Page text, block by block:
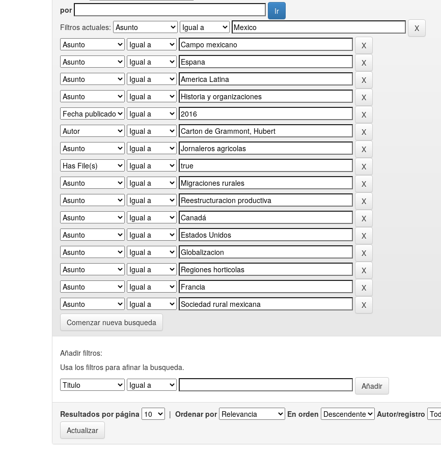
por
Filtros actuales:
Comenzar nueva busqueda
Añadir filtros:
Usa los filtros para afinar la busqueda.
Resultados por página | Ordenar por En orden Autor/registro